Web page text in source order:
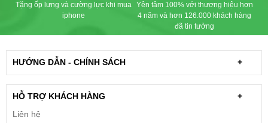
Tặng ốp lưng và cường lực khi mua
iphone
Yên tâm 100% với thương hiệu hơn
4 năm và hơn 126.000 khách hàng
đã tin tưởng
HƯỚNG DẪN - CHÍNH SÁCH +
HỖ TRỢ KHÁCH HÀNG
+
Liên hệ